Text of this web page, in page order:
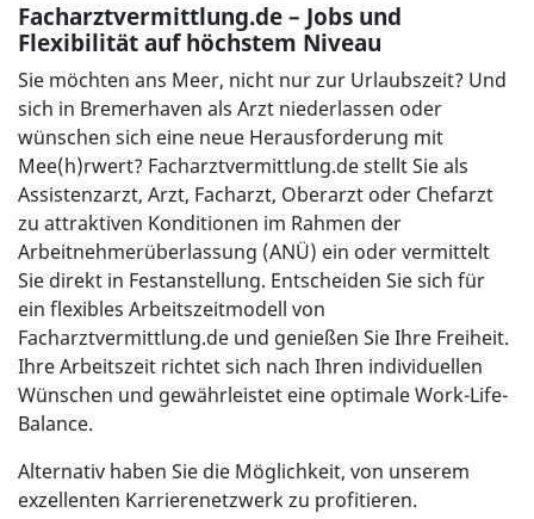
Facharztvermittlung.de – Jobs und
Flexibilität auf höchstem Niveau
Sie möchten ans Meer, nicht nur zur Urlaubszeit? Und
sich in Bremerhaven als Arzt niederlassen oder
wünschen sich eine neue Herausforderung mit
Mee(h)rwert? Facharztvermittlung.de stellt Sie als
Assistenzarzt, Arzt, Facharzt, Oberarzt oder Chefarzt
zu attraktiven Konditionen im Rahmen der
Arbeitnehmerüberlassung (ANÜ) ein oder vermittelt
Sie direkt in Festanstellung. Entscheiden Sie sich für
ein flexibles Arbeitszeitmodell von
Facharztvermittlung.de und genießen Sie Ihre Freiheit.
Ihre Arbeitszeit richtet sich nach Ihren individuellen
Wünschen und gewährleistet eine optimale Work-Life-
Balance.
Alternativ haben Sie die Möglichkeit, von unserem
exzellenten Karrierenetzwerk zu profitieren.